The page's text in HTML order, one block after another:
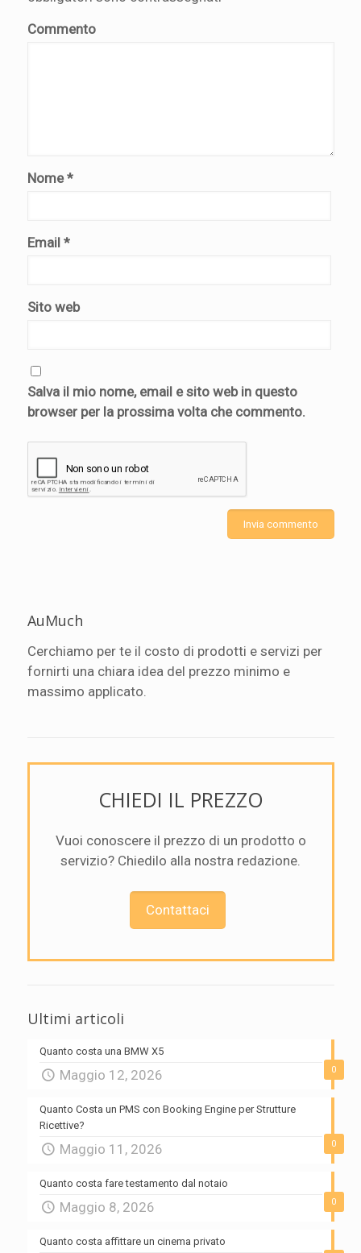
Commento
Nome*
Email *
Sito web
Salva il mio nome, email e sito web in questo
browser per la prossima volta che commento.
AuMuch
Cerchiamo per te il costo di prodotti e servizi per
fornirti una chiara idea del prezzo minimo e
massimo applicato.
CHIEDI IL PREZZO
Vuoi conoscere il prezzo di un prodotto o
servizio? Chiedilo alla nostra redazione.
Contattaci
Ultimi articoli
0
Quanto costa una BMW X5
Maggio 12, 2026
0
Quanto Costa un PMS con Booking Engine per Strutture
Ricettive?
Maggio 11, 2026
0
Quanto costa fare testamento dal notaio
Maggio 8, 2026
Quanto costa affittare un cinema privato